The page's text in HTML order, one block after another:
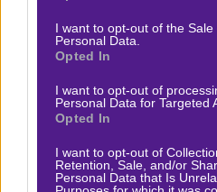
use your data for below
consent section.
I want to opt-out of the Sale
Personal Data.
Opted In
I want to opt-out of
Personal Data for Targeted
Opted In
I want to opt-out of
Retention, Sale, and/or
Personal Data that Is
υπόλοιπο pre game και live
γίνει στο δωρεάν κανάλι
μπορείς να μπεις από εδώ.
Δείτε με ένα κλικ τις